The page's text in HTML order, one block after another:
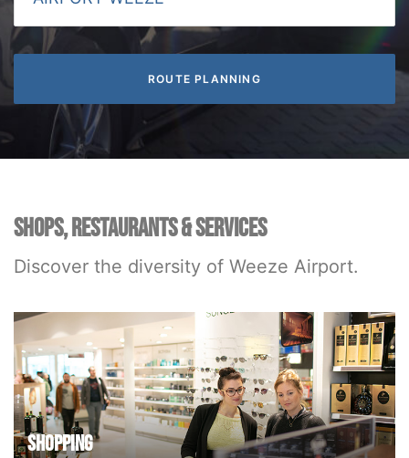
SHOPS, RESTAURANTS & SERVICES
Discover the diversity of Weeze Airport.
Shopping